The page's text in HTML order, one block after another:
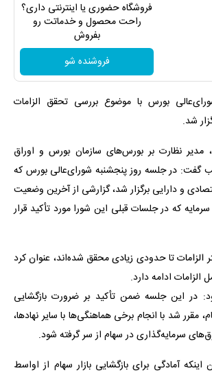
فروشگاه حضوری یا اینترنتی داری؟
راحت محصول و خدماتت رو
بفروش
فروشنده شو
بورس با موضوع بررسی تحقق الزامات
شد.
مدیر نظارت بر بورس‌های سازمان بورس و اوراق
گفت: در جلسه روز پنجشنبه شورای‌عالی بورس که
و دارایی برگزار شد، گزارشی از آخرین وضعیت
سرمایه که در جلسات قبلی این شورا مورد تأکید قرار
الزامات تا حدودی زیادی محقق شده‌اند، عنوان کرد
الزامات ادامه دارد.
در این‌ جلسه ضمن تأکید بر ضرورت بازگشایی
مقرر شد با انجام برخی هماهنگی‌ها با سایر نهادها،
سرمایه‌گذاری در سهام از سر گرفته شود.
آمادگی برای بازگشایی بازار سهام از اواسط